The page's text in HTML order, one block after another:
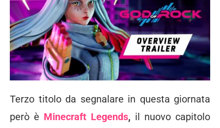
Terzo titolo da segnalare in questa giornata
però è Minecraft Legends, il nuovo capitolo